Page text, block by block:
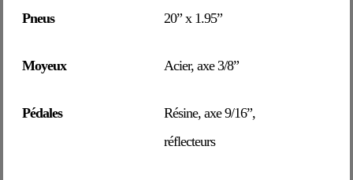
Pneus 20” x 1.95”
Moyeux Acier, axe 3/8”
Pédales
Résine, axe 9/16”,
réflecteurs